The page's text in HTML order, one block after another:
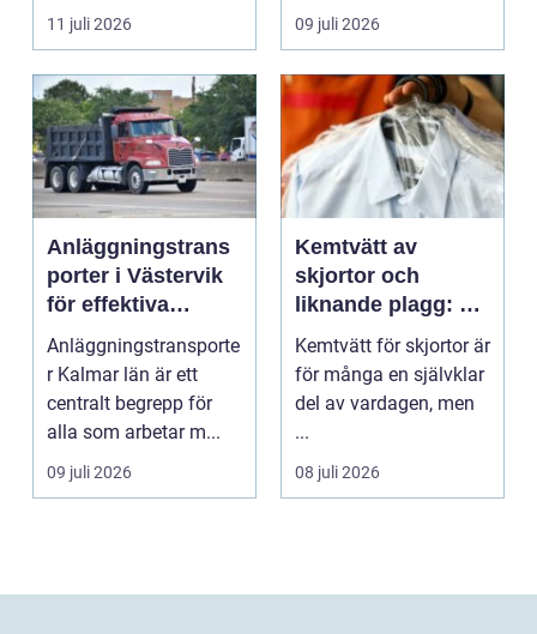
inte...
11 juli 2026 09 juli 2026
Anläggningstrans
porter i Västervik
för effektiva
byggprojekt
Anläggningstransporte
r Kalmar län är ett
centralt begrepp för
alla som arbetar m...
09 juli 2026
Kemtvätt av
skjortor och
liknande plagg: Så
fungerar
professionell
klädvård i
Kemtvätt för skjortor är
för många en självklar
del av vardagen, men
...
08 juli 2026